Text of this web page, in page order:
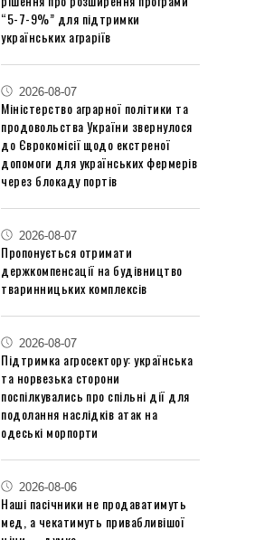
“5-7-9%” для підтримки
українських аграріїв
2026-08-07
Міністерство аграрної політики та
продовольства України звернулося
до Єврокомісії щодо екстреної
допомоги для українських фермерів
через блокаду портів
2026-08-07
Пропонується отримати
держкомпенсації на будівництво
тваринницьких комплексів
2026-08-07
Підтримка агросектору: українська
та норвезька сторони
поспілкувались про спільні дії для
подолання наслідків атак на
одеські морпорти
2026-08-06
Наші пасічники не продаватимуть
мед, а чекатимуть привабливішої